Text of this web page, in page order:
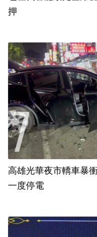
押
高雄光華夜市轎車暴
一度停電